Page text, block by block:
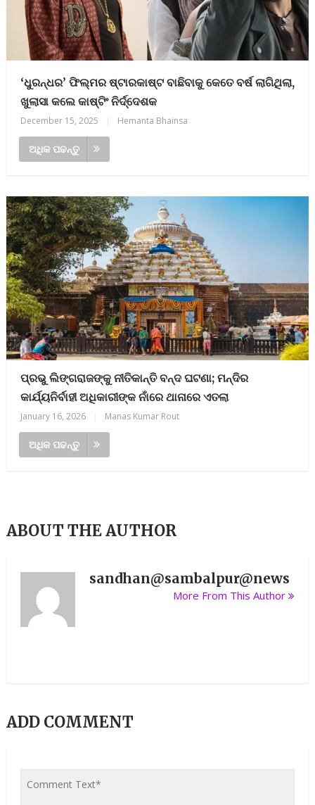
‘ଧୁରନ୍ଧର’ ଫିଲ୍ମର ଷ୍ଟାରକାଷ୍ଟ ବାଛିବାକୁ କେତେ ବର୍ଷ ଲାଗିଥିଲା,
ଖୁଲାସା କଲେ କାଷ୍ଟିଂ ନିର୍ଦ୍ଦେଶକ
December 15, 2025 Hemanta Bhainsa
ଅଧିକ ପଢନ୍ତୁ
ପ୍ରଭୁ ଲିଙ୍ଗରାଜଙ୍କୁ ନୀତିକାନ୍ତି ବନ୍ଦ ଘଟଣା; ମନ୍ଦିର
କାର୍ଯ୍ୟନିର୍ବାହୀ ଅଧିକାରୀଙ୍କ ନାଁରେ ଥାନାରେ ଏତଲା
January 16, 2026 Manas Kumar Rout
ଅଧିକ ପଢନ୍ତୁ
ABOUT THE AUTHOR
sandhan@sambalpur@news
More From This Author
ADD COMMENT